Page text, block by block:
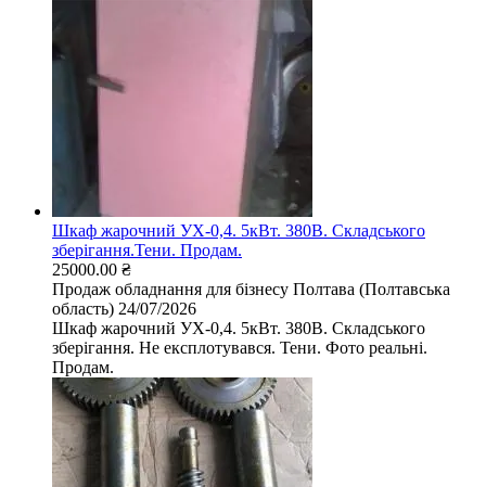
Шкаф жарочний УХ-0,4. 5кВт. 380В. Складського
зберігання.Тени. Продам.
25000.00 ₴
Продаж обладнання для бізнесу Полтава (Полтавська
область) 24/07/2026
Шкаф жарочний УХ-0,4. 5кВт. 380В. Складського
зберігання. Не експлотувався. Тени. Фото реальні.​​​​​​​
Продам.